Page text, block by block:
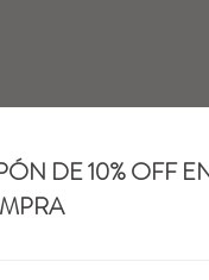
DE 10% OFF